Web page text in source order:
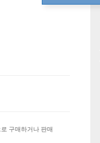
구매하거나 판매